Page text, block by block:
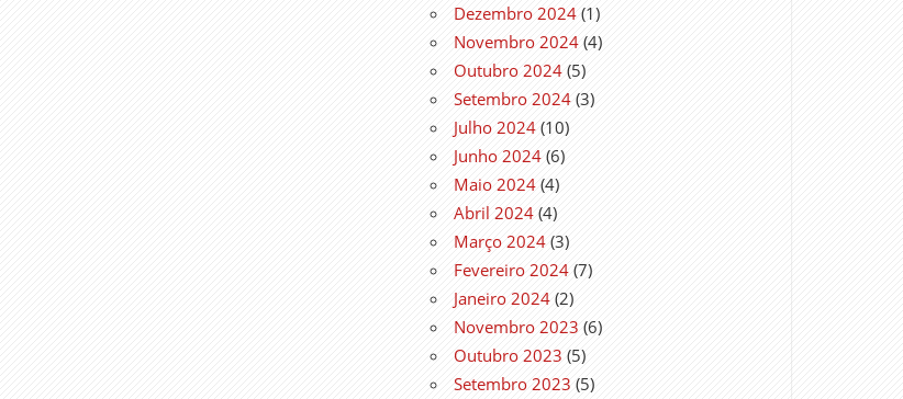
Dezembro 2024 (1)
Novembro 2024 (4)
Outubro 2024 (5)
Setembro 2024 (3)
Julho 2024 (10)
Junho 2024 (6)
Maio 2024 (4)
Abril 2024 (4)
Março 2024 (3)
Fevereiro 2024 (7)
Janeiro 2024 (2)
Novembro 2023 (6)
Outubro 2023 (5)
Setembro 2023 (5)